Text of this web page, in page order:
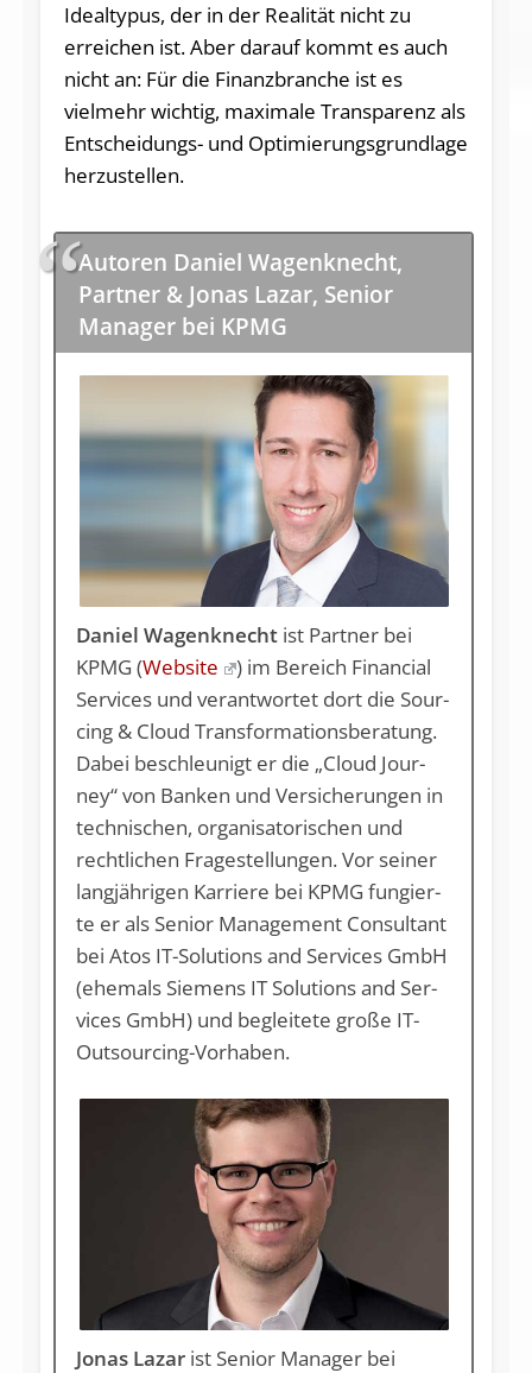
Idealtypus, der in der Realität nicht zu
erreichen ist. Aber darauf kommt es auch
nicht an: Für die Finanzbranche ist es
vielmehr wichtig, maximale Transparenz als
Entscheidungs- und Optimierungsgrundlage
herzustellen.
Autoren Daniel Wagenknecht,
Partner & Jonas Lazar, Senior
Manager bei KPMG
Daniel Wagenknecht ist Partner bei
KPMG (Website
) im Be­reich Fi­nan­ci­al
Ser­vices und ver­ant­wor­tet dort die Sour­
cing & Cloud Trans­for­ma­ti­ons­be­ra­tung.
Da­bei be­schleu­nigt er die „Cloud Jour­
ney“ von Ban­ken und Ver­si­che­run­gen in
tech­ni­schen, or­ga­ni­sa­to­ri­schen und
recht­li­chen Fra­ge­stel­lun­gen. Vor sei­ner
lang­jäh­ri­gen Kar­rie­re bei KPMG fun­gier­
te er als Se­ni­or Ma­nage­ment Con­sul­tant
bei Atos IT-So­lu­ti­ons and Ser­vices GmbH
(ehe­mals Sie­mens IT So­lu­ti­ons and Ser­
vices GmbH) und be­glei­te­te gro­ße IT-
Out­sour­cing-Vorhaben.
Jonas Lazar ist Senior Manager bei